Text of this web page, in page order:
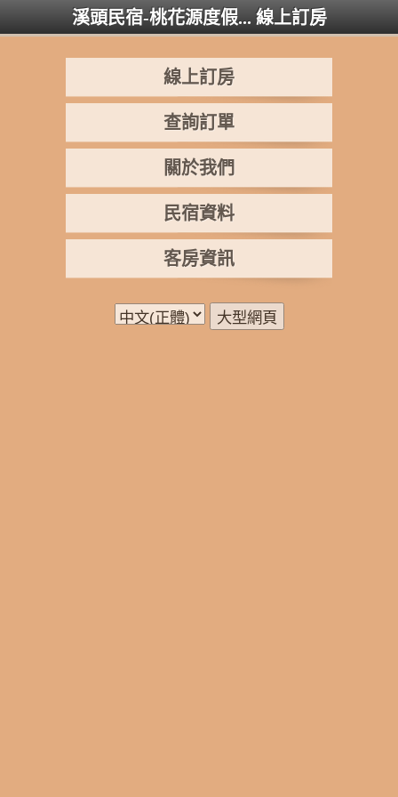
溪頭民宿-桃花源度假... 線上訂房
線上訂房
查詢訂單
關於我們
民宿資料
客房資訊